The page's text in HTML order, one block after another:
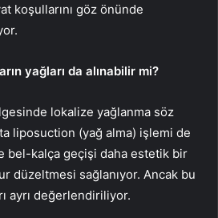
koşullarını göz önünde
yağları da alınabilir mi?
lokalize yağlanma söz
liposuction (yağ alma) işlemi de
bel-kalça geçişi daha estetik bir
düzeltmesi sağlanıyor. Ancak bu
ayrı değerlendiriliyor.